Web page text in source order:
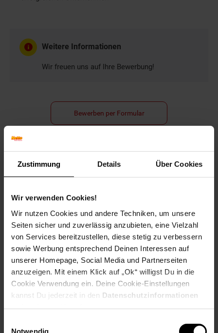
Zustimmung Details Über Cookies
Wir verwenden Cookies!
Wir nutzen Cookies und andere Techniken, um unsere
Seiten sicher und zuverlässig anzubieten, eine Vielzahl
von Services bereitzustellen, diese stetig zu verbessern
sowie Werbung entsprechend Deinen Interessen auf
unserer Homepage, Social Media und Partnerseiten
anzuzeigen. Mit einem Klick auf „Ok“ willigst Du in die
Cookie Verwendung ein. Deine Cookie-Einstellungen
kannst Du jederzeit in den Datenschutzinformationen
ändern bzw. widerrufen.
Notwendig
Weitere Informationen
Wir freuen uns auf Ihre Bewerbung!
Bewerben per Formular
Folge uns auf Social Media!
Hinweis: Aus Gründen der leichteren Lesbarkeit verwenden
wir im Textverlauf die männliche Form der Anrede.
Selbstverständlich sind bei Netto Menschen jeder
Geschlechtsidentität willkommen.
Fußzeile